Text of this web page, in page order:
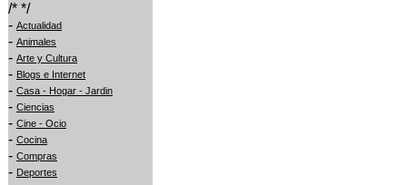
/* */
- Actualidad
- Animales
- Arte y Cultura
- Blogs e Internet
- Casa - Hogar - Jardin
- Ciencias
- Cine - Ocio
- Cocina
- Compras
- Deportes